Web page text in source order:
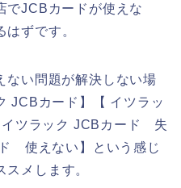
でJCBカードが使えな
ずです。
ない問題が解決しない場
JCBカード】【 イツラッ
ツラック JCBカード 失
使えない】という感じ
メします。